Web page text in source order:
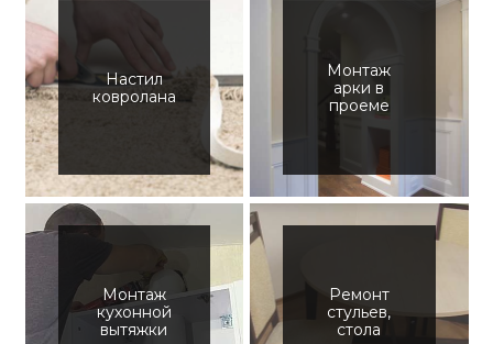
Настил
ковролана
Монтаж
арки в
проеме
Монтаж
кухонной
вытяжки
Ремонт
стульев,
стола